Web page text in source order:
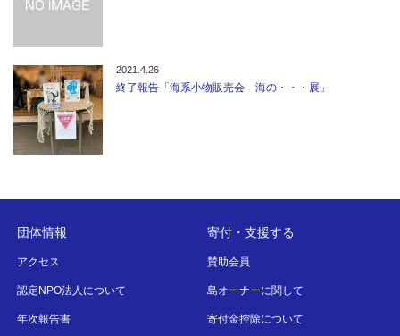
2021.4.26
終了報告「海系小物販売会 海の・・・展」
団体情報
アクセス
認定NPO法人について
年次報告書
寄付・支援する
賛助会員
島オーナーに関して
寄付金控除について